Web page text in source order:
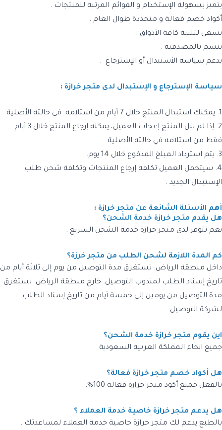
يتميز بسهولة الإستخدام و القوائم المرتبة للمنتجات .
أكواد خصم فعالة و متجددة طوال العام .
يسعى لتلبية كافة الأذواق .
يتسم بالمصدقية .
يدعم سياسة الأستبدال أو الإسترجاع .
سياسة الإسترجاع و الإستبدال لدى متجر خرازة :
1. يمكنك استبدال المنتج خلال 7 أيام من استلامه في حالته الأصلية
2.
إذا لم ينل المنتج إعجاب العميل، يمكنه إرجاع المنتج خلال 3 أيام
فقط من استلامه في حالته الأصلية
3.
يتم استرداد المبلغ المدفوع خلال 14 يوم.
4.
سيتحمل العميل تكلفة إرجاع المنتجات وتكلفة شحن طلب
الإستبدال الجديد .
أهم الأسئلة الشائعة عن متجر خرازة :
هل يقدم متجر خرازة خدمة الشحن؟
نعم تتوفر لدى متجر خرازة خدمة الشحن السريع .
كم المدة اللازمة لشحن الطلب من متجر خرزة؟
داخل منطقة الرياض: تستغرق مدة التوصيل من يوم إلى ثلاثة أيام من
تاريخ إسناد الطلب لمندوب التوصيل. خارج منطقة الرياض: تستغرق
مدة التوصيل من يومين إلى خمسة أيام من تاريخ إسناد الطلب
لشركة التوصيل.
اين يقوم متجر خرازة خدمة الشحن؟
جميع انحاء المملكة العربية السعودية
هل أكواد خصم متجر خرازة فعالة؟
بالفعل جميع أكود متجر خرازة فعالة 100%.
هل يدعم متجر خرازة خاصية خدمة العملاء ؟
بالطبع يدعم لك متجر خرازة خاصية خدمة العملاء لمساعدتك .